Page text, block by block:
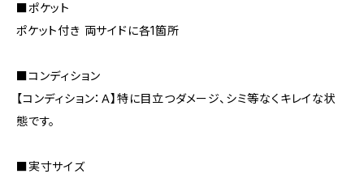
■ポケット
ポケット付き 両サイドに各1箇所
■コンディション
【コンディション：Ａ】特に目立つダメージ、シミ等なくキレイな状
態です。
■実寸サイズ